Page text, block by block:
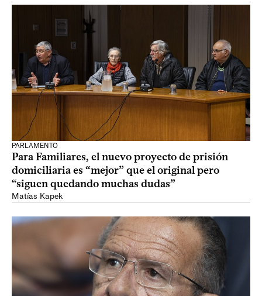
PARLAMENTO
Para Familiares, el nuevo proyecto de prisión
domiciliaria es “mejor” que el original pero
“siguen quedando muchas dudas”
Matías Kapek